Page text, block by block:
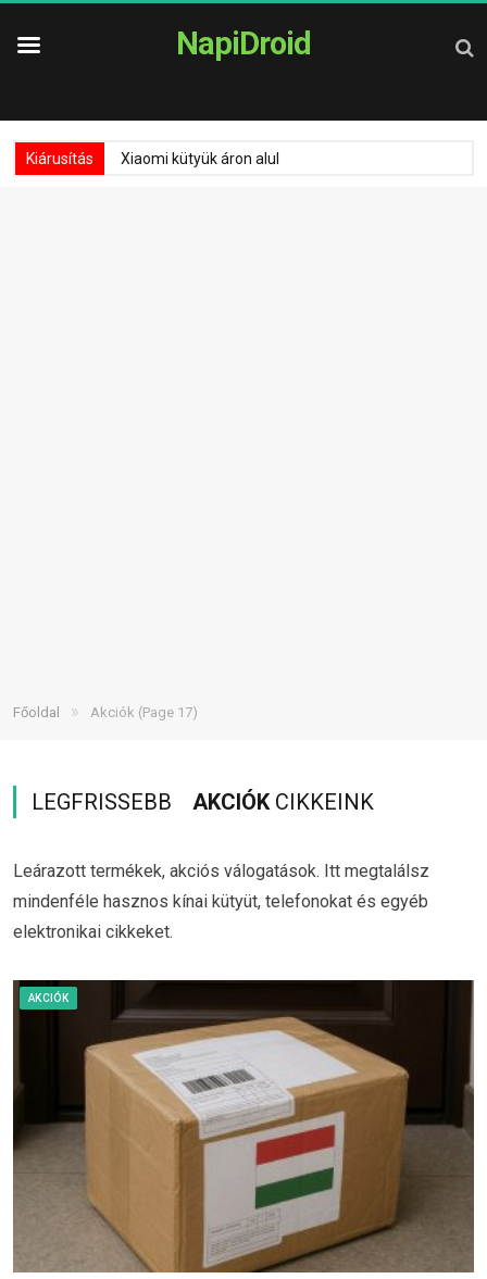
NapiDroid
Kiárusítás Xiaomi kütyük áron alul
Főoldal » Akciók (Page 17)
LEGFRISSEBB AKCIÓKCIKKEINK
Leárazott termékek, akciós válogatások. Itt megtalálsz
mindenféle hasznos kínai kütyüt, telefonokat és egyéb
elektronikai cikkeket.
AKCIÓK